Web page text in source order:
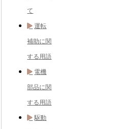
て
運転
補助に関
する用語
電機
部品に関
する用語
駆動